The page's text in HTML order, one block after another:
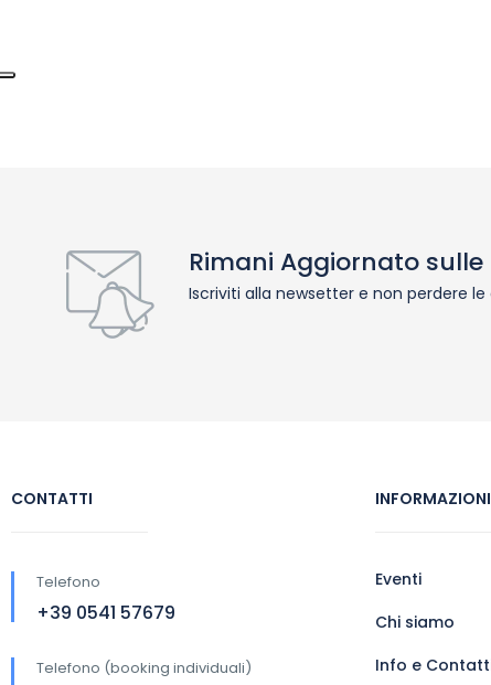
Rimani Aggiornato
Iscriviti alla newsetter e non perdere
CONTATTI
Telefono
+39 0541 57679
Telefono (booking individuali)
INFORMAZIONI
Eventi
Chi siamo
Info e